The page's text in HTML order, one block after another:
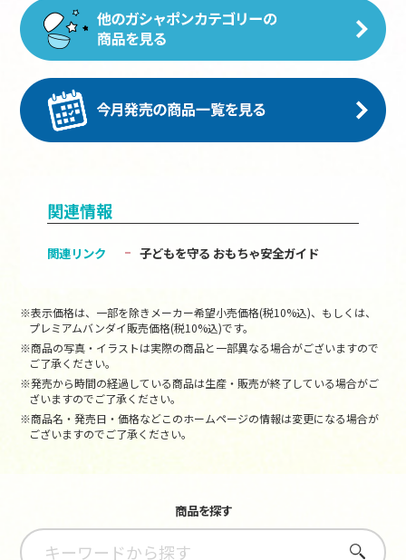
関連情報
関連リンク 子どもを守る おもちゃ安全ガイド
※表示価格は、一部を除きメーカー希望小売価格(税10%込)、もしくは、
プレミアムバンダイ販売価格(税10%込)です。
※商品の写真・イラストは実際の商品と一部異なる場合がございますので
ご了承ください。
※発売から時間の経過している商品は生産・販売が終了している場合がご
ざいますのでご了承ください。
※商品名・発売日・価格などこのホームページの情報は変更になる場合が
ございますのでご了承ください。
商品を探す
さがす